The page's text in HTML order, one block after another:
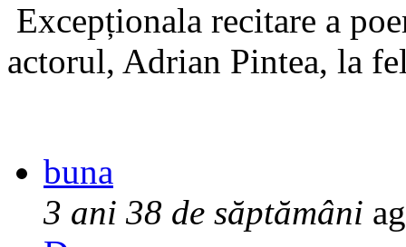
Excepționala recitare a
actorul, Adrian Pintea, la
buna
3 ani 38 de săptămâni